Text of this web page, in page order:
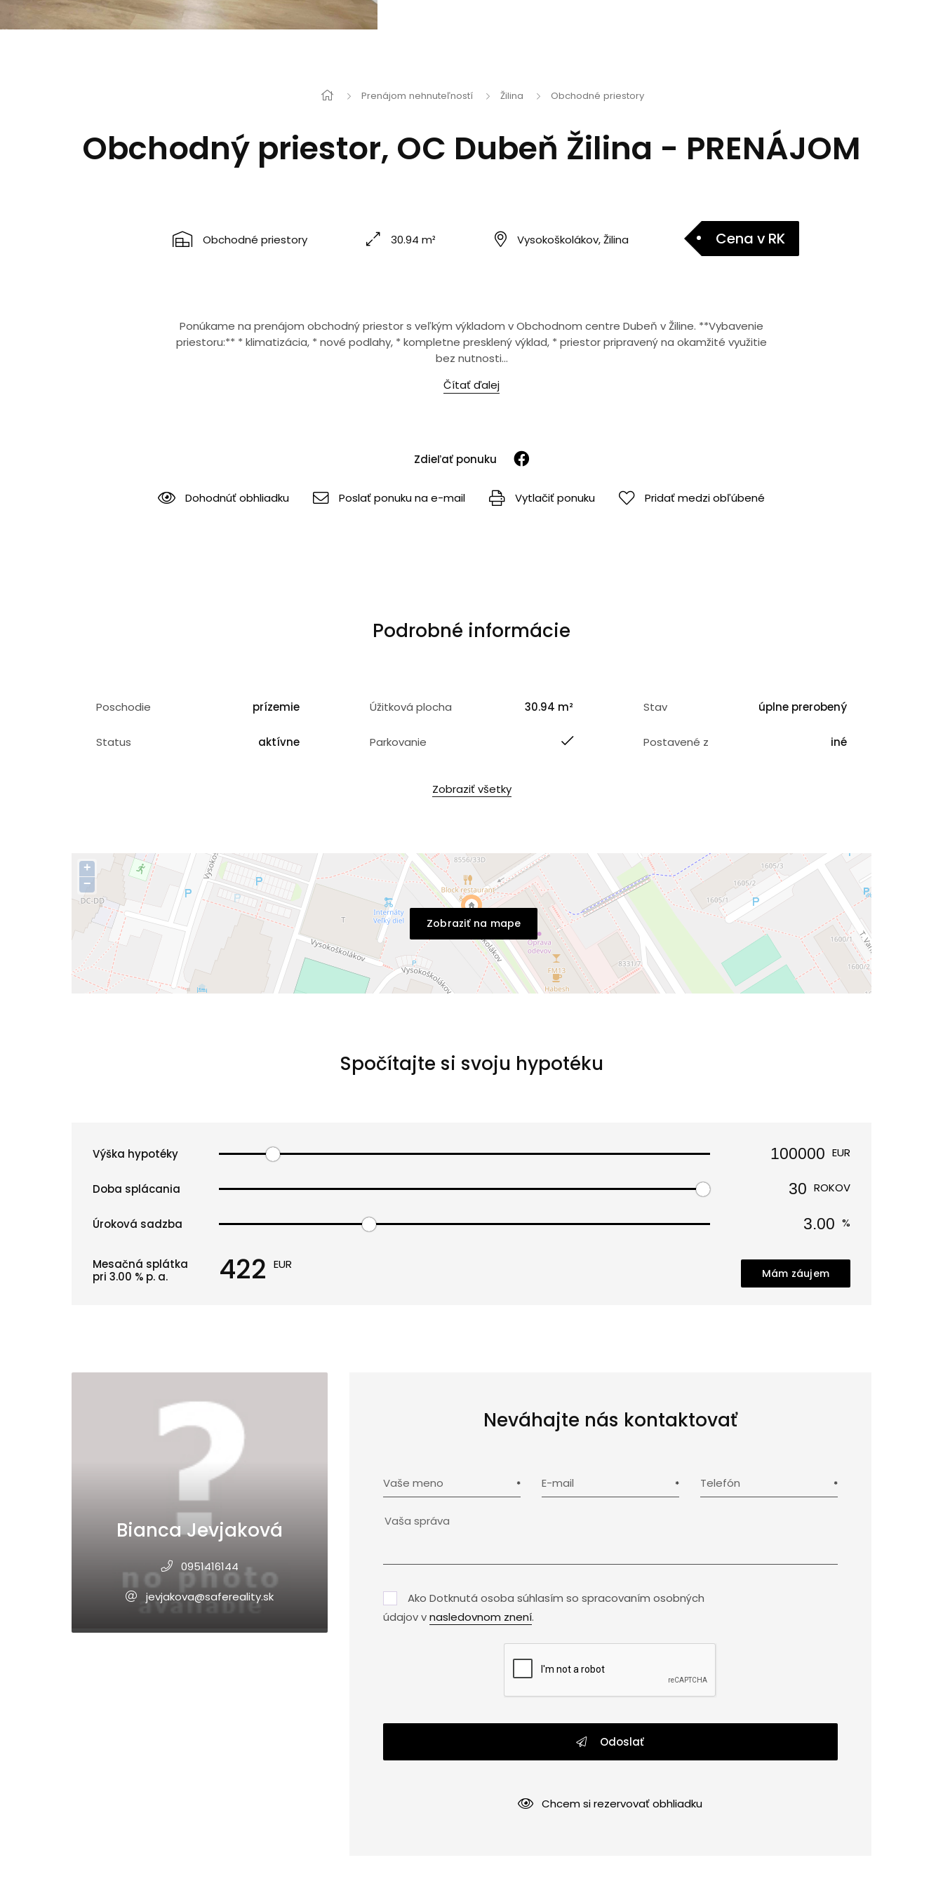
Prenájom nehnuteľností Žilina Obchodné priestory
Obchodný priestor, OC Dubeň Žilina - PRENÁJOM
Obchodné priestory 30.94 m² Vysokoškolákov, Žilina Cena v RK
Ponúkame na prenájom obchodný priestor s veľkým výkladom v Obchodnom centre Dubeň v Žiline. **Vybavenie
priestoru:** * klimatizácia, * nové podlahy, * kompletne presklený výklad, * priestor pripravený na okamžité využitie
bez nutnosti...
Čítať ďalej
Zdieľať ponuku
Dohodnúť obhliadku Poslať ponuku na e-mail Vytlačiť ponuku Pridať medzi obľúbené
Podrobné informácie
Poschodie prízemie Úžitková plocha 30.94 m² Stav úplne prerobený
Status aktívne Parkovanie Postavené z iné
Zobraziť všetky
Zobraziť na mape
+
−
Spočítajte si svoju hypotéku
Výška hypotéky EUR
Doba splácania ROKOV
Úroková sadzba %
Mám záujem
Mesačná splátka
pri 3.00 % p. a. 422 EUR
Bianca Jevjaková
0951416144
jevjakova@safereality.sk
Neváhajte nás kontaktovať
Vaše meno E-mail Telefón
Ako Dotknutá osoba súhlasím so spracovaním osobných
údajov vnasledovnom znení.
Odoslať
Chcem si rezervovať obhliadku